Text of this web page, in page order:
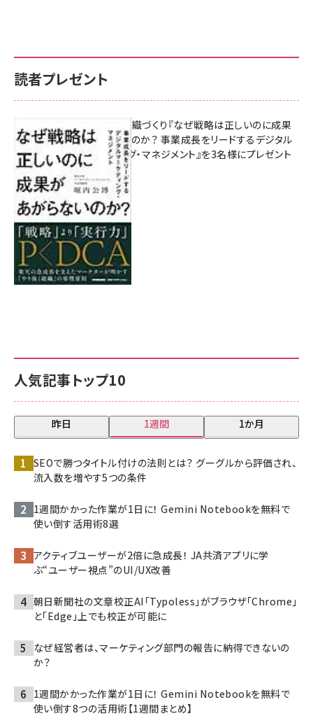
人気記事トップ10
昨日 1週間 1か月
SEOで勝つタイトル付けの法則とは？ グーグルから評価され、
流入数を増やす5つの条件
1週間かかった作業が1日に！ Gemini Notebookを無料で
使い倒す活用術8選
アクティブユーザーが2倍に急成長！ JA共済アプリに学
ぶ“ユーザー視点”のUI/UX改善
朝日新聞社の文章校正AI「Typoless」がブラウザ「Chrome」
と「Edge」上でも校正が可能に
なぜ経営者は、マーケティング部門の報告に納得できないの
か？
1週間かかった作業が1日に！ Gemini Notebookを無料で
使い倒す8つの活用術【1週間まとめ】
読者プレゼント
成果を生む組織づくり『なぜ戦略は正しいのに成果
があがらないのか？ 事業成長をリードするデジタル
マーケティング・マネジメント』を3名様にプレゼント
8月7日 10:00